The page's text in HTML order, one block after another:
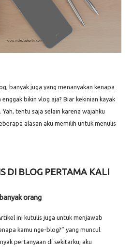
banyak juga yang menanyakan kenapa
bikin vlog aja? Biar kekinian kayak
tentu saja selain karena wajahku
alasan aku memilih untuk menulis
DI BLOG PERTAMA KALI
orang
ini kutulis juga untuk menjawab
kamu nge-blog?” yang muncul.
pertanyaan di sekitarku, aku